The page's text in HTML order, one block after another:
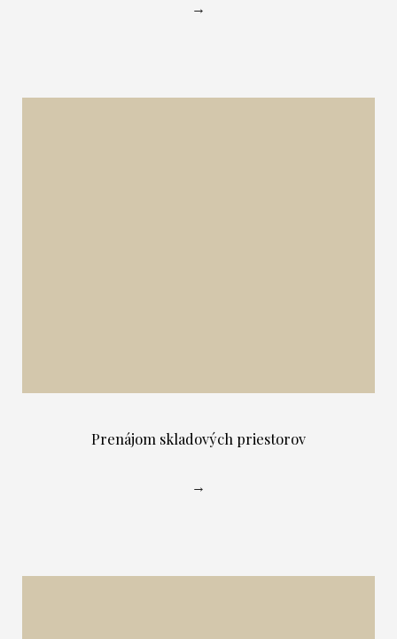
Prenájom skladových priestorov